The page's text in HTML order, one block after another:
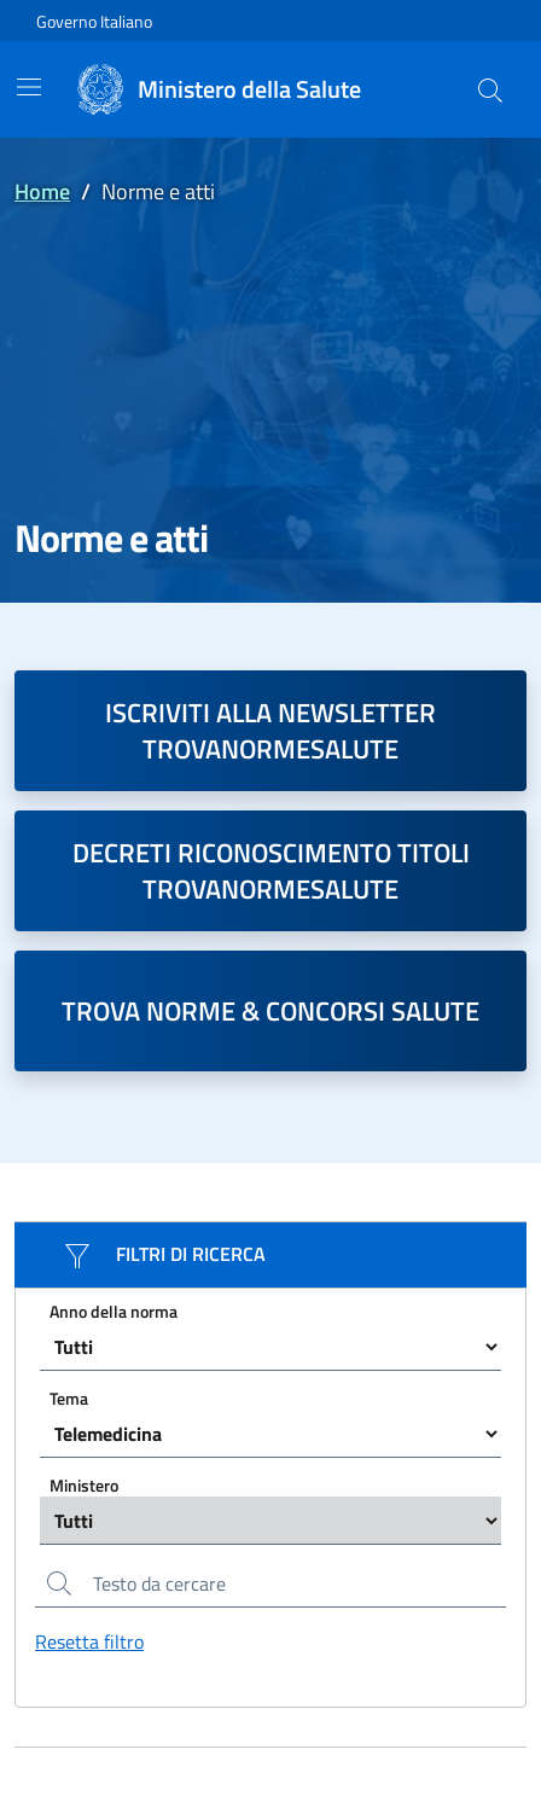
Vai direttamente al contenuto
Governo Italiano
Ministero della Salute
Home / Norme e atti
Norme e atti
ISCRIVITI ALLA NEWSLETTER
TROVANORMESALUTE
DECRETI RICONOSCIMENTO TITOLI
TROVANORMESALUTE
TROVA NORME & CONCORSI SALUTE
FILTRI DI RICERCA
Anno della norma
Tema
Ministero
Resetta filtro